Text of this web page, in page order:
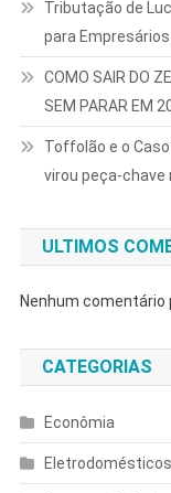
Tributação de
para
COMO SAIR DO
SEM PARAR EM
Toffolão e o
virou peça-chave
ULTIMOS
Nenhum comentário
CATEGORIAS
Econômia
Eletrodomésticos